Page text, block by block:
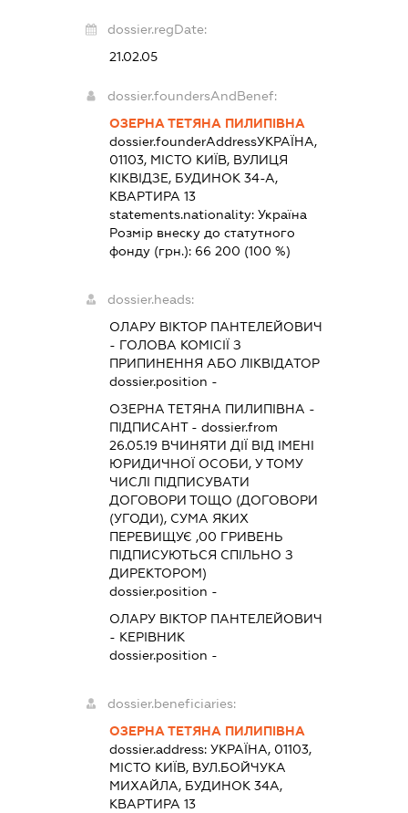
dossier.regDate:
21.02.05
dossier.foundersAndBenef:
ОЗЕРНА ТЕТЯНА ПИЛИПІВНА
dossier.founderAddressУКРАЇНА,
01103, МІСТО КИЇВ, ВУЛИЦЯ
КІКВІДЗЕ, БУДИНОК 34-А,
КВАРТИРА 13
statements.nationality: Україна
Розмір внеску до статутного
фонду (грн.): 66 200 (100 %)
dossier.heads:
ОЛАРУ ВІКТОР ПАНТЕЛЕЙОВИЧ
- ГОЛОВА КОМІСІЇ З
ПРИПИНЕННЯ АБО ЛІКВІДАТОР
dossier.position -
ОЗЕРНА ТЕТЯНА ПИЛИПІВНА -
ПІДПИСАНТ- dossier.from
26.05.19 ВЧИНЯТИ ДІЇ ВІД ІМЕНІ
ЮРИДИЧНОЇ ОСОБИ, У ТОМУ
ЧИСЛІ ПІДПИСУВАТИ
ДОГОВОРИ ТОЩО (ДОГОВОРИ
(УГОДИ), СУМА ЯКИХ
ПЕРЕВИЩУЄ ,00 ГРИВЕНЬ
ПІДПИСУЮТЬСЯ СПІЛЬНО З
ДИРЕКТОРОМ)
dossier.position -
ОЛАРУ ВІКТОР ПАНТЕЛЕЙОВИЧ
- КЕРІВНИК
dossier.position -
dossier.beneficiaries:
ОЗЕРНА ТЕТЯНА ПИЛИПІВНА
dossier.address: УКРАЇНА, 01103,
МІСТО КИЇВ, ВУЛ.БОЙЧУКА
МИХАЙЛА, БУДИНОК 34А,
КВАРТИРА 13